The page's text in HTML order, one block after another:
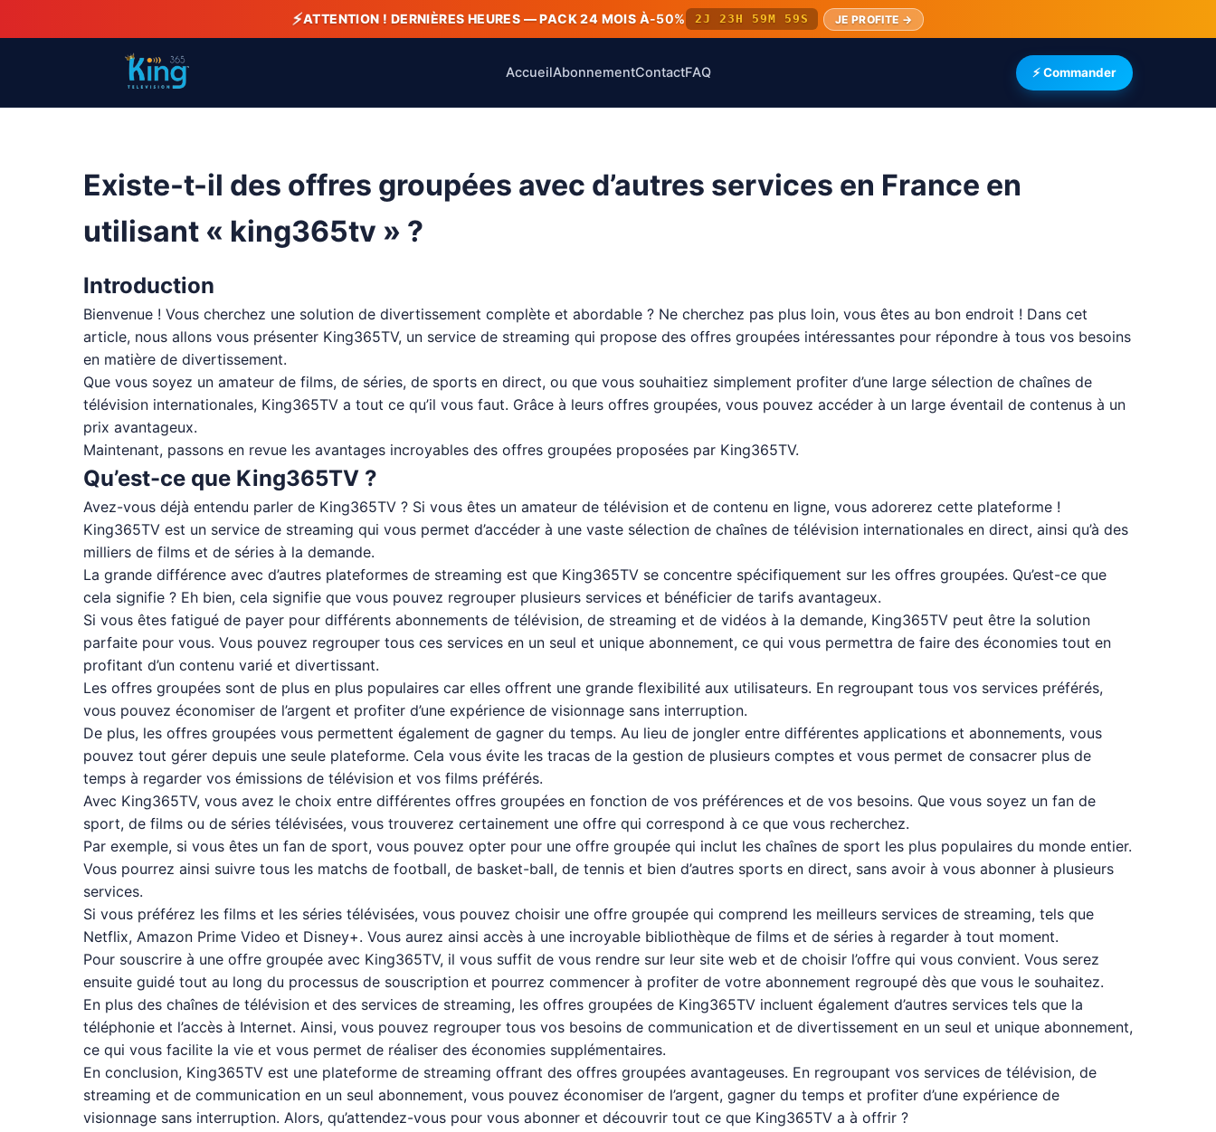
⚡ATTENTION ! DERNIÈRES HEURES — PACK 24 MOIS À-50% 2J 23H 59M 59S JE PROFITE →
AccueilAbonnementContactFAQ ⚡ Commander
Existe-t-il des offres groupées avec d’autres services en France en
utilisant « king365tv » ?
Introduction
Bienvenue ! Vous cherchez une solution de divertissement complète et abordable ? Ne cherchez pas plus loin, vous êtes au bon endroit ! Dans cet
article, nous allons vous présenter King365TV, un service de streaming qui propose des offres groupées intéressantes pour répondre à tous vos besoins
en matière de divertissement.
Que vous soyez un amateur de films, de séries, de sports en direct, ou que vous souhaitiez simplement profiter d’une large sélection de chaînes de
télévision internationales, King365TV a tout ce qu’il vous faut. Grâce à leurs offres groupées, vous pouvez accéder à un large éventail de contenus à un
prix avantageux.
Maintenant, passons en revue les avantages incroyables des offres groupées proposées par King365TV.
Qu’est-ce que King365TV ?
Avez-vous déjà entendu parler de King365TV ? Si vous êtes un amateur de télévision et de contenu en ligne, vous adorerez cette plateforme !
King365TV est un service de streaming qui vous permet d’accéder à une vaste sélection de chaînes de télévision internationales en direct, ainsi qu’à des
milliers de films et de séries à la demande.
La grande différence avec d’autres plateformes de streaming est que King365TV se concentre spécifiquement sur les offres groupées. Qu’est-ce que
cela signifie ? Eh bien, cela signifie que vous pouvez regrouper plusieurs services et bénéficier de tarifs avantageux.
Si vous êtes fatigué de payer pour différents abonnements de télévision, de streaming et de vidéos à la demande, King365TV peut être la solution
parfaite pour vous. Vous pouvez regrouper tous ces services en un seul et unique abonnement, ce qui vous permettra de faire des économies tout en
profitant d’un contenu varié et divertissant.
Les offres groupées sont de plus en plus populaires car elles offrent une grande flexibilité aux utilisateurs. En regroupant tous vos services préférés,
vous pouvez économiser de l’argent et profiter d’une expérience de visionnage sans interruption.
De plus, les offres groupées vous permettent également de gagner du temps. Au lieu de jongler entre différentes applications et abonnements, vous
pouvez tout gérer depuis une seule plateforme. Cela vous évite les tracas de la gestion de plusieurs comptes et vous permet de consacrer plus de
temps à regarder vos émissions de télévision et vos films préférés.
Avec King365TV, vous avez le choix entre différentes offres groupées en fonction de vos préférences et de vos besoins. Que vous soyez un fan de
sport, de films ou de séries télévisées, vous trouverez certainement une offre qui correspond à ce que vous recherchez.
Par exemple, si vous êtes un fan de sport, vous pouvez opter pour une offre groupée qui inclut les chaînes de sport les plus populaires du monde entier.
Vous pourrez ainsi suivre tous les matchs de football, de basket-ball, de tennis et bien d’autres sports en direct, sans avoir à vous abonner à plusieurs
services.
Si vous préférez les films et les séries télévisées, vous pouvez choisir une offre groupée qui comprend les meilleurs services de streaming, tels que
Netflix, Amazon Prime Video et Disney+. Vous aurez ainsi accès à une incroyable bibliothèque de films et de séries à regarder à tout moment.
Pour souscrire à une offre groupée avec King365TV, il vous suffit de vous rendre sur leur site web et de choisir l’offre qui vous convient. Vous serez
ensuite guidé tout au long du processus de souscription et pourrez commencer à profiter de votre abonnement regroupé dès que vous le souhaitez.
En plus des chaînes de télévision et des services de streaming, les offres groupées de King365TV incluent également d’autres services tels que la
téléphonie et l’accès à Internet. Ainsi, vous pouvez regrouper tous vos besoins de communication et de divertissement en un seul et unique abonnement,
ce qui vous facilite la vie et vous permet de réaliser des économies supplémentaires.
En conclusion, King365TV est une plateforme de streaming offrant des offres groupées avantageuses. En regroupant vos services de télévision, de
streaming et de communication en un seul abonnement, vous pouvez économiser de l’argent, gagner du temps et profiter d’une expérience de
visionnage sans interruption. Alors, qu’attendez-vous pour vous abonner et découvrir tout ce que King365TV a à offrir ?